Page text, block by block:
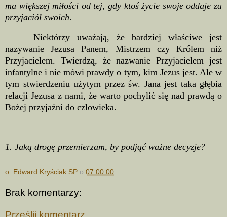
ma większej miłości od tej, gdy ktoś życie swoje oddaje za
przyjaciół swoich.
Niektórzy uważają, że bardziej właściwe jest
nazywanie Jezusa Panem, Mistrzem czy Królem niż
Przyjacielem. Twierdzą, że nazwanie Przyjacielem jest
infantylne i nie mówi prawdy o tym, kim Jezus jest. Ale w
tym stwierdzeniu użytym przez św. Jana jest taka głębia
relacji Jezusa z nami, że warto pochylić się nad prawdą o
Bożej przyjaźni do człowieka.
1. Jaką drogę przemierzam, by podjąć ważne decyzje?
o. Edward Kryściak SP o 07:00:00
Brak komentarzy:
Prześlij komentarz